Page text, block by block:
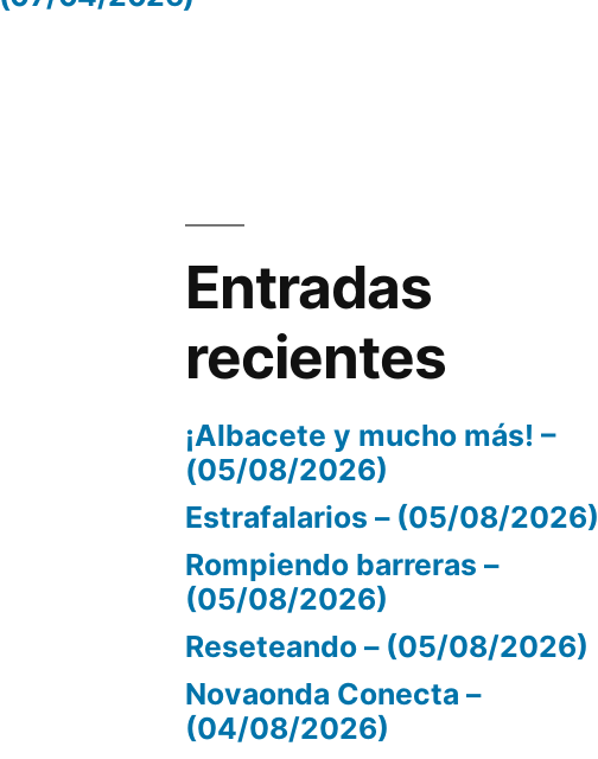
Entradas
recientes
¡Albacete y mucho más! –
(05/08/2026)
Estrafalarios – (05/08/2026)
Rompiendo barreras –
(05/08/2026)
Reseteando – (05/08/2026)
Novaonda Conecta –
(04/08/2026)